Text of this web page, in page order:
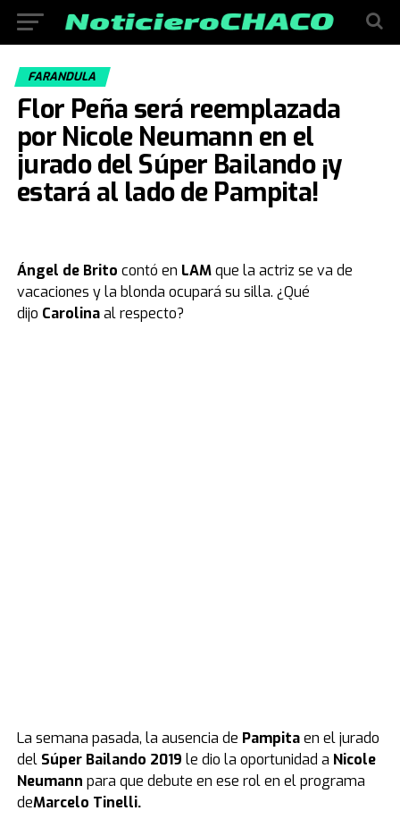
FARANDULA
Flor Peña será reemplazada
por Nicole Neumann en el
jurado del Súper Bailando ¡y
estará al lado de Pampita!
Ángel de Brito contó en LAMque la actriz se va de
vacaciones y la blonda ocupará su silla. ¿Qué
dijo Carolinaal respecto?
La semana pasada, la ausencia de Pampitaen el jurado
delSúper Bailando 2019 le dio la oportunidad a Nicole
Neumann para que debute en ese rol en el programa
deMarcelo Tinelli.